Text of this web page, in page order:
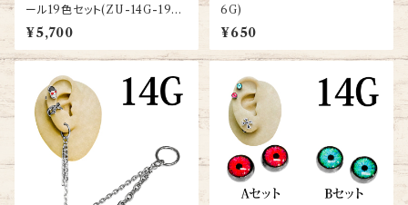
ール19色セット(ZU-14G-19C
OLORSET)
¥5,700
6G)
¥650